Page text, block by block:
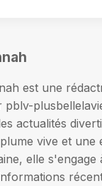
est une
pblv-
actualités
vive et une
elle